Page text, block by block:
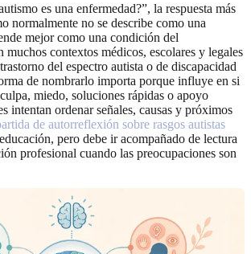
es una enfermedad?”, la respuesta más
normalmente no se describe como una
mejor como una condición del
muchos contextos médicos, escolares y legales
del espectro autista o de discapacidad
de nombrarlo importa porque influye en si
miedo, soluciones rápidas o apoyo
intentan ordenar señales, causas y próximos
de autorreflexión sobre rasgos autistas
pero debe ir acompañado de lectura
profesional cuando las preocupaciones son